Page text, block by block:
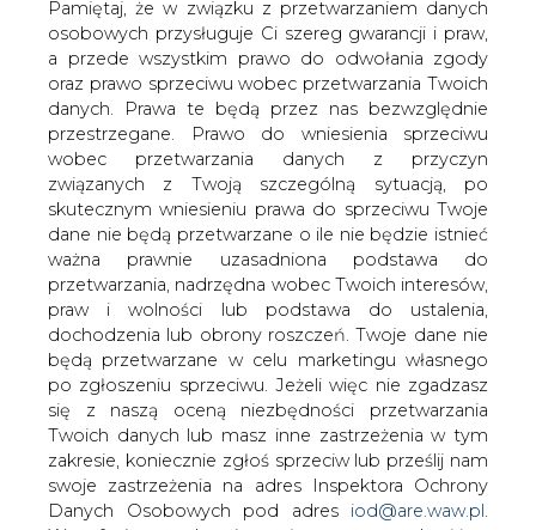
danych. Prawa te będą przez nas bezwzględnie
przestrzegane. Prawo do wniesienia sprzeciwu
wobec przetwarzania danych z przyczyn
związanych z Twoją szczególną sytuacją, po
skutecznym wniesieniu prawa do sprzeciwu Twoje
dane nie będą przetwarzane o ile nie będzie istnieć
ważna prawnie uzasadniona podstawa do
przetwarzania, nadrzędna wobec Twoich interesów,
praw i wolności lub podstawa do ustalenia,
dochodzenia lub obrony roszczeń. Twoje dane nie
będą przetwarzane w celu marketingu własnego
po zgłoszeniu sprzeciwu. Jeżeli więc nie zgadzasz
się z naszą oceną niezbędności przetwarzania
Twoich danych lub masz inne zastrzeżenia w tym
zakresie, koniecznie zgłoś sprzeciw lub prześlij nam
swoje zastrzeżenia na adres Inspektora Ochrony
Danych Osobowych pod adresiod@are.waw.pl.
Wycofanie zgody nie wpływa na zgodność z
prawem przetwarzania dokonanego przed jej
wycofaniem.
energetyki jądrowej
Jak czytamy w oko.press, Niemcy
zamierzają wyłączyć wszystkie reaktory
jądrowe do 2022 roku. Decyzję podjęto
po katastrofie w japońskiej Fukushimie.
Dotyczy ona także sprawnych
elektrowni, które mogłyby nadal
produkować energię. Polscy naukowcy i
ekolodzy apelują, żeby jeszcze raz
rozważyli tą decyzję, apel przygotowała
nieformalna inicjatywa FOTA4Climate.
"Ta decyzja działa na niekorzyść nas wszystkich, całej
ludzkiej populacji. Kolejność powinna być odwrotna:
najpierw odrzucenie węgla, potem odrzucenie atomu" -